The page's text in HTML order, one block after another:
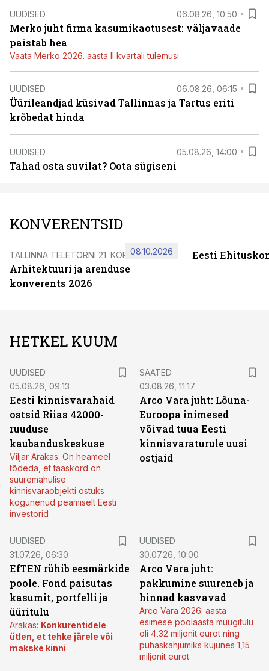
UUDISED 06.08.26, 10:50
Merko juht firma kasumikaotusest: väljavaade
paistab hea
Vaata Merko 2026. aasta II kvartali tulemusi
UUDISED 06.08.26, 06:15
Üürileandjad küsivad Tallinnas ja Tartus eriti
krõbedat hinda
UUDISED 05.08.26, 14:00
Tahad osta suvilat? Oota sügiseni
KONVERENTSID
TALLINNA TELETORNI 21. KORRUSEL
Arhitektuuri ja arenduse
konverents 2026
08.10.2026 Eesti
HETKEL KUUM
UUDISED
05.08.26, 09:13
Eesti kinnisvarahaid
ostsid Riias 42000-
ruuduse
kaubanduskeskuse
Viljar Arakas: On heameel
tõdeda, et taaskord on
suuremahulise
kinnisvaraobjekti ostuks
kogunenud peamiselt Eesti
investorid
SAATED
03.08.26, 11:17
Arco Vara juht: Lõuna-
Euroopa inimesed
võivad tuua Eesti
kinnisvaraturule uusi
ostjaid
UUDISED
31.07.26, 06:30
EfTEN rühib eesmärkide
poole. Fond paisutas
kasumit, portfelli ja
üüritulu
Arakas: Konkurentidele
ütlen, et tehke järele või
makske kinni
UUDISED
30.07.26, 10:00
Arco Vara juht:
pakkumine suureneb ja
hinnad kasvavad
Arco Vara 2026. aasta
esimese poolaasta müügitulu
oli 4,32 miljonit eurot ning
puhaskahjumiks kujunes 1,15
miljonit eurot.